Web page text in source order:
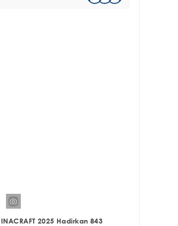
INACRAFT 2025 Hadirkan 843